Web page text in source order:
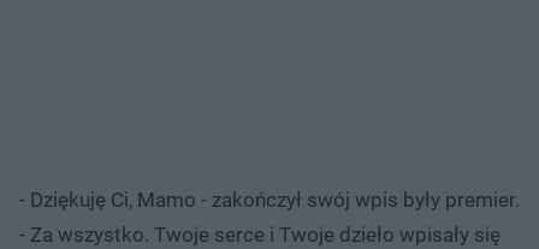
- Dziękuję Ci, Mamo - zakończył swój wpis były premier.
- Za wszystko. Twoje serce i Twoje dzieło wpisały się